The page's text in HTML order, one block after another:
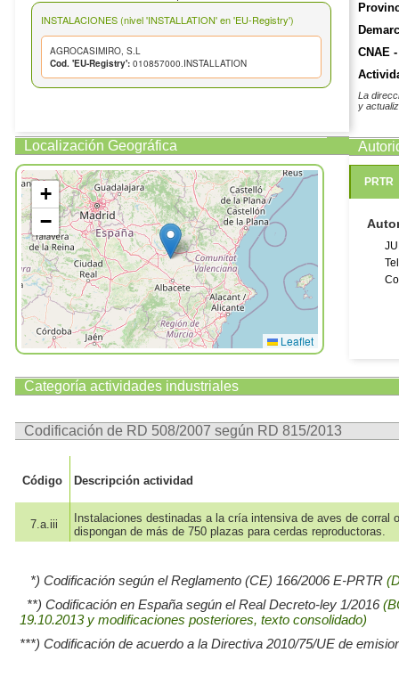
INSTALACIONES (nivel 'INSTALLATION' en 'EU-Registry')
AGROCASIMIRO, S.L
Cod. 'EU-Registry': 010857000.INSTALLATION
Localización Geográfica
+
−
Leaflet
CNAE
La
y
PRTR
Categoría actividades industriales
Codificación de RD 508/2007 según RD 815/2013
Código Descripción actividad
7.a.iii
Instalaciones destinadas a la cría intensiva de aves de corral
dispongan de más de 750 plazas para cerdas reproductoras.
*) Codificación según el Reglamento (CE) 166/2006 E-PRTR
**) Codificación en España según el Real Decreto-ley 1/2016
19.10.2013 y modificaciones posteriores, texto consolidado)
***) Codificación de acuerdo a la Directiva 2010/75/UE de